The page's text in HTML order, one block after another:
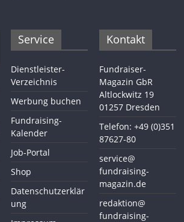
Service
Dienstleister-
Verzeichnis
Werbung buchen
Fundraising-
Kalender
Job-Portal
Shop
Datenschutzerklär
ung
Kontakt
Fundraiser-
Magazin GbR
Altlockwitz 19
01257 Dresden
Telefon: +49 (0)351
87627-80
service@
fundraising-
magazin.de
redaktion@
fundraising-